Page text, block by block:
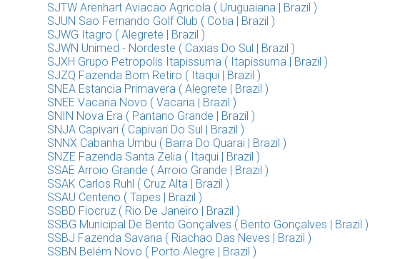
SJTW Arenhart Aviacao Agricola ( Uruguaiana | Brazil )
SJUN Sao Fernando Golf Club ( Cotia | Brazil )
SJWG Itagro ( Alegrete | Brazil )
SJWN Unimed - Nordeste ( Caxias Do Sul | Brazil )
SJXH Grupo Petropolis Itapissuma ( Itapissuma | Brazil )
SJZQ Fazenda Bom Retiro ( Itaqui | Brazil )
SNEA Estancia Primavera ( Alegrete | Brazil )
SNEE Vacaria Novo ( Vacaria | Brazil )
SNIN Nova Era ( Pantano Grande | Brazil )
SNJA Capivari ( Capivari Do Sul | Brazil )
SNNX Cabanha Umbu ( Barra Do Quarai | Brazil )
SNZE Fazenda Santa Zelia ( Itaqui | Brazil )
SSAE Arroio Grande ( Arroio Grande | Brazil )
SSAK Carlos Ruhl ( Cruz Alta | Brazil )
SSAU Centeno ( Tapes | Brazil )
SSBD Fiocruz ( Rio De Janeiro | Brazil )
SSBG Municipal De Bento Gonçalves ( Bento Gonçalves | Brazil )
SSBJ Fazenda Savana ( Riachao Das Neves | Brazil )
SSBN Belém Novo ( Porto Alegre | Brazil )